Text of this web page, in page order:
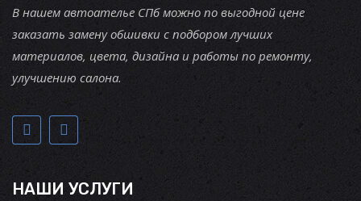
В нашем автоателье СПб можно по выгодной цене
заказать замену обшивки с подбором лучших
материалов, цвета, дизайна и работы по ремонту,
улучшению салона.
НАШИ УСЛУГИ